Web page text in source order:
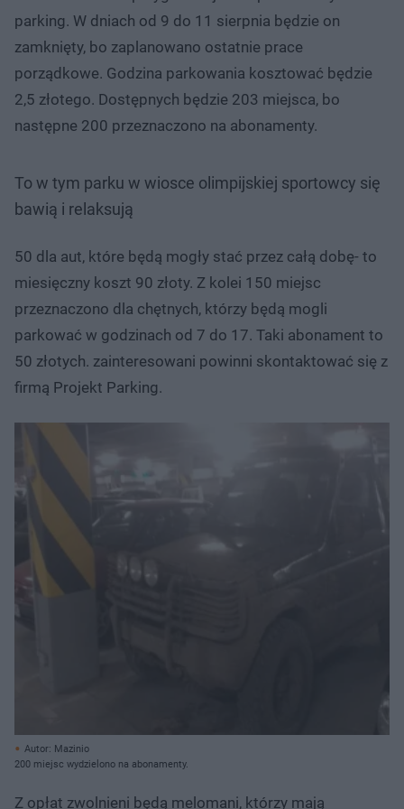
parking. W dniach od 9 do 11 sierpnia będzie on
zamknięty, bo zaplanowano ostatnie prace
porządkowe. Godzina parkowania kosztować będzie
2,5 złotego. Dostępnych będzie 203 miejsca, bo
następne 200 przeznaczono na abonamenty.
To w tym parku w wiosce olimpijskiej sportowcy się
bawią i relaksują
50 dla aut, które będą mogły stać przez całą dobę- to
miesięczny koszt 90 złoty. Z kolei 150 miejsc
przeznaczono dla chętnych, którzy będą mogli
parkować w godzinach od 7 do 17. Taki abonament to
50 złotych. zainteresowani powinni skontaktować się z
firmą Projekt Parking.
Autor: Mazinio
200 miejsc wydzielono na abonamenty.
Z opłat zwolnieni będą melomani, którzy mają